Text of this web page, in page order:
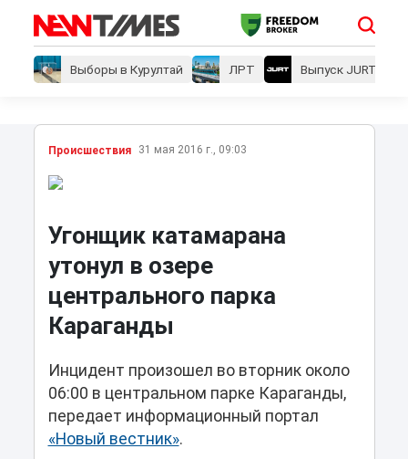
Выборы в Курултай ЛРТ Выпуск JURT
Проиcшествия 31 мая 2016 г., 09:03
Угонщик катамарана
утонул в озере
центрального парка
Караганды
Инцидент произошел во вторник около
06:00 в центральном парке Караганды,
передает информационный портал
«Новый вестник».